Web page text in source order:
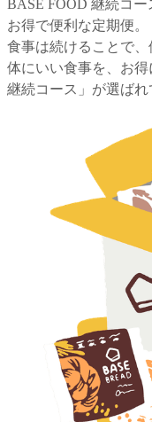
BASE FOOD 継続コー
お得で便利な定期便。
食事は続けることで、
体にいい食事を、お
継続コース」が選ばれ